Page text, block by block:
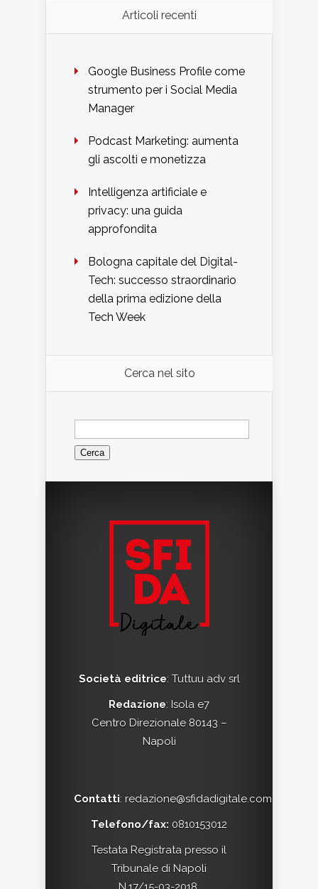
Articoli recenti
Google Business Profile come
strumento per i Social Media
Manager
Podcast Marketing: aumenta
gli ascolti e monetizza
Intelligenza artificiale e
privacy: una guida
approfondita
Bologna capitale del Digital-
Tech: successo straordinario
della prima edizione della
Tech Week
Cerca nel sito
Società editrice: Tuttuu adv srl
Redazione: Isola e7
Centro Direzionale 80143 –
Napoli
Contatti: redazione@sfidadigitale.com
Telefono/fax: 0810153012
Testata Registrata presso il
Tribunale di Napoli